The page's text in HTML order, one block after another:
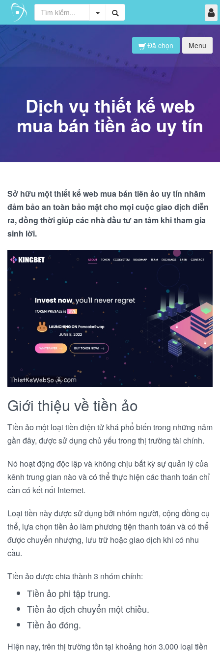
Menu
Đã chọn
Dịch vụ thiết kế web
mua bán tiền ảo uy tín
Sở hữu một thiết kế web mua bán tiền ảo uy tín nhằm
đảm bảo an toàn bảo mật cho mọi cuộc giao dịch diễn
ra, đồng thời giúp các nhà đầu tư an tâm khi tham gia
sinh lời.
Giới thiệu về tiền ảo
Tiền ảo một loại tiền điện tử khá phổ biến trong những năm
gần đây, được sử dụng chủ yếu trong thị trường tài chính.
Nó hoạt động độc lập và không chịu bất kỳ sự quản lý của
kênh trung gian nào và có thể thực hiện các thanh toán chỉ
cần có kết nối Internet.
Loại tiền này được sử dụng bởi nhóm người, cộng đồng cụ
thể, lựa chọn tiền ảo làm phương tiện thanh toán và có thể
được chuyển nhượng, lưu trữ hoặc giao dịch khi có nhu
cầu.
Tiền ảo được chia thành 3 nhóm chính:
Tiền ảo phi tập trung.
Tiền ảo dịch chuyển một chiều.
Tiền ảo đóng.
Hiện nay, trên thị trường tồn tại khoảng hơn 3.000 loại tiền